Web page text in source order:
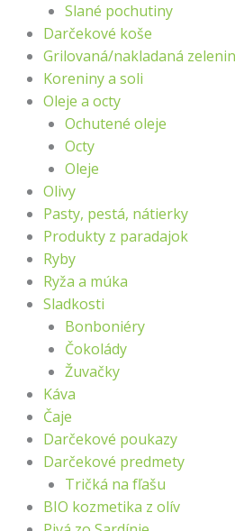
Slané pochutiny
Darčekové koše
Grilovaná/nakladaná
Koreniny a soli
Oleje a octy
Ochutené oleje
Octy
Oleje
Olivy
Pasty, pestá, nátierky
Produkty z paradajok
Ryby
Ryža a múka
Sladkosti
Bonboniéry
Čokolády
Žuvačky
Káva
Čaje
Darčekové poukazy
Darčekové predmety
Tričká na fľašu
BIO kozmetika z olív